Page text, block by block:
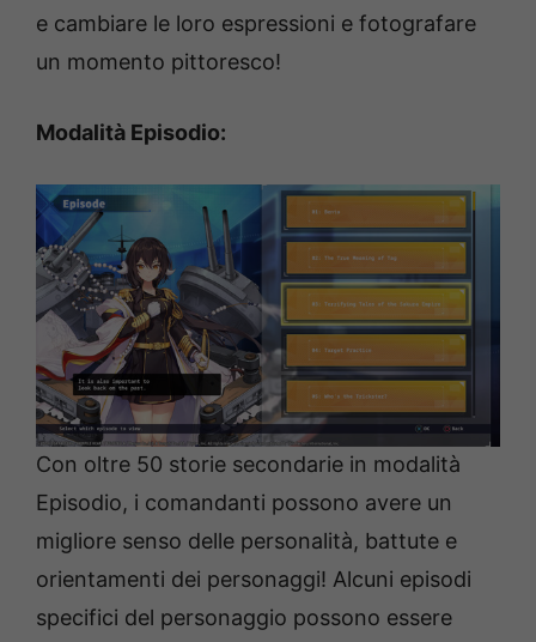
e cambiare le loro espressioni e fotografare
un momento pittoresco!
Modalità Episodio:
Con oltre 50 storie secondarie in modalità
Episodio, i comandanti possono avere un
migliore senso delle personalità, battute e
orientamenti dei personaggi! Alcuni episodi
specifici del personaggio possono essere